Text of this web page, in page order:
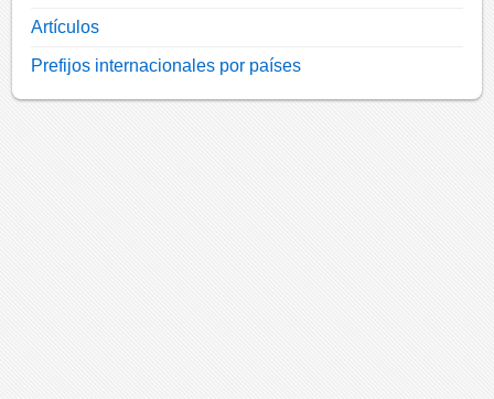
Artículos
Prefijos internacionales por países